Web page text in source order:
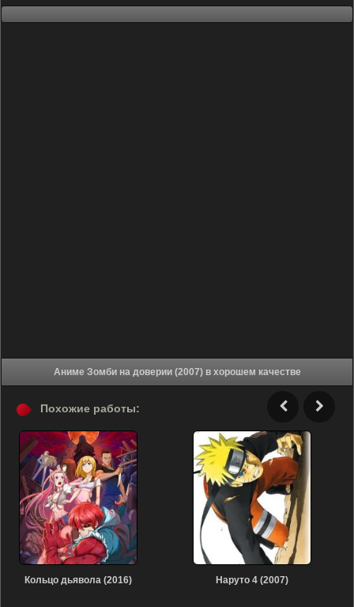
Аниме Зомби на доверии (2007) в хорошем качестве
Похожие работы:
Кольцо дьявола (2016) Наруто 4 (2007)